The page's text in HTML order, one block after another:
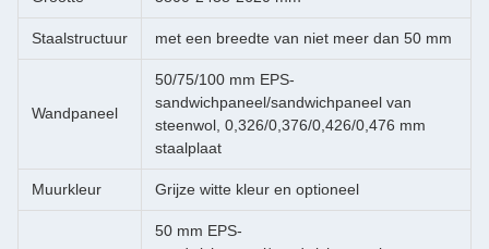
Staalstructuur met een breedte van niet meer dan 50 mm
Wandpaneel
50/75/100 mm EPS-
sandwichpaneel/sandwichpaneel van
steenwol, 0,326/0,376/0,426/0,476 mm
staalplaat
Muurkleur Grijze witte kleur en optioneel
50 mm EPS-